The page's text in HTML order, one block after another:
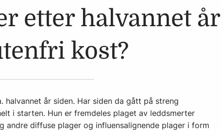
etter halvannet år
kost?
år siden. Har siden da gått på streng
i starten. Hun er fremdeles plaget av leddsmerter
andre diffuse plager og influensalignende plager i form